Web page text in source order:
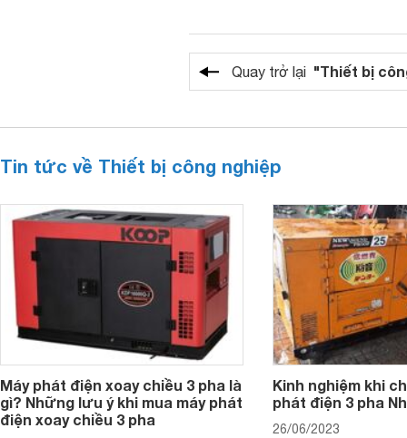
Quay trở lại "Thiết bị
Tin tức về Thiết bị công nghiệp
Máy phát điện xoay chiều 3 pha là
gì? Những lưu ý khi mua máy phát
điện xoay chiều 3 pha
Kinh nghiệm khi
phát điện 3 pha
26/06/2023